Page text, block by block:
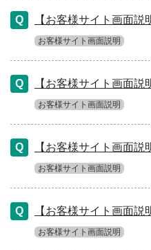
【お客様サイト画面説
お客様サイト画面説明
【お客様サイト画面
お客様サイト画面説明
【お客様サイト画面
お客様サイト画面説明
【お客様サイト画面
お客様サイト画面説明